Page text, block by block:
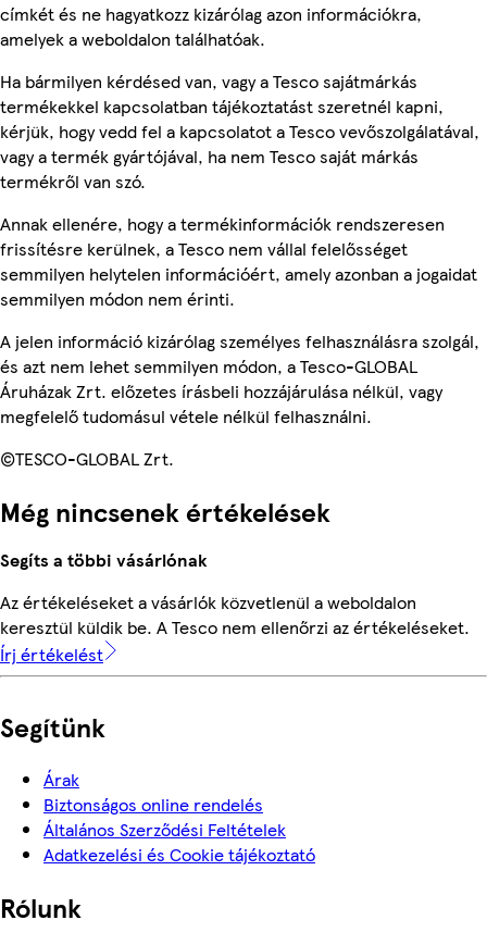
címkét és ne hagyatkozz kizárólag azon információkra,
amelyek a weboldalon találhatóak.
Ha bármilyen kérdésed van, vagy a Tesco sajátmárkás
termékekkel kapcsolatban tájékoztatást szeretnél kapni,
kérjük, hogy vedd fel a kapcsolatot a Tesco vevőszolgálatával,
vagy a termék gyártójával, ha nem Tesco saját márkás
termékről van szó.
Annak ellenére, hogy a termékinformációk rendszeresen
frissítésre kerülnek, a Tesco nem vállal felelősséget
semmilyen helytelen információért, amely azonban a jogaidat
semmilyen módon nem érinti.
A jelen információ kizárólag személyes felhasználásra szolgál,
és azt nem lehet semmilyen módon, a Tesco-GLOBAL
Áruházak Zrt. előzetes írásbeli hozzájárulása nélkül, vagy
megfelelő tudomásul vétele nélkül felhasználni.
©TESCO-GLOBAL Zrt.
Még nincsenek értékelések
Segíts a többi vásárlónak
Az értékeléseket a vásárlók közvetlenül a weboldalon
keresztül küldik be. A Tesco nem ellenőrzi az értékeléseket.
Írj értékelést
Segítünk
Árak
Biztonságos online rendelés
Általános Szerződési Feltételek
Adatkezelési és Cookie tájékoztató
Rólunk